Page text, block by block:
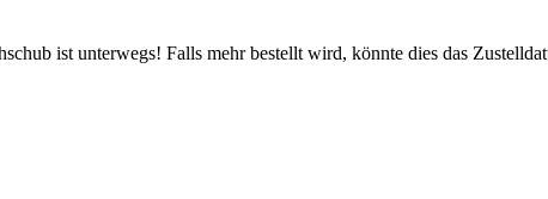
ist unterwegs! Falls mehr bestellt wird, könnte dies das